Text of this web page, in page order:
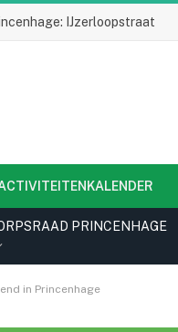
IJzerloopstraat
PRINCENHAGE
in Princenhage